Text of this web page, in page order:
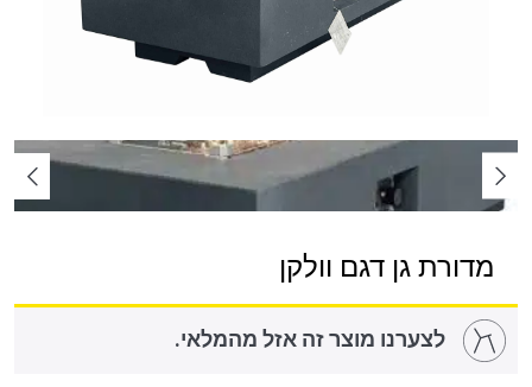
מדורת גן דגם וולקן
לצערנו מוצר זה אזל מהמלאי.